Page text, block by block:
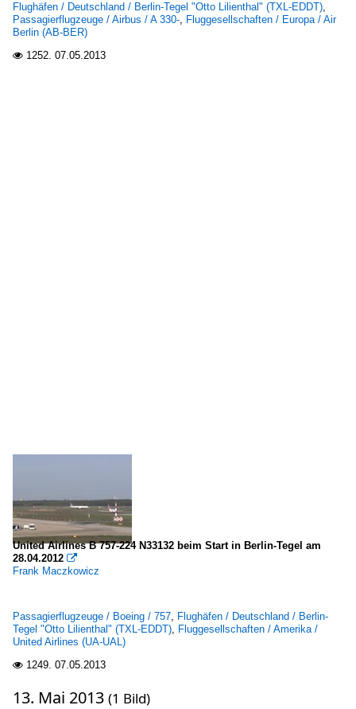
Flughäfen / Deutschland / Berlin-Tegel "Otto Lilienthal" (TXL-EDDT),
Passagierflugzeuge / Airbus / A 330-, Fluggesellschaften / Europa / Air
Berlin (AB-BER)
 1252. 07.05.2013
United Airlines B 757-224 N33132 beim Start in Berlin-Tegel am
28.04.2012 
Frank Maczkowicz
Passagierflugzeuge / Boeing / 757, Flughäfen / Deutschland / Berlin-
Tegel "Otto Lilienthal" (TXL-EDDT), Fluggesellschaften / Amerika /
United Airlines (UA-UAL)
 1249. 07.05.2013
13. Mai 2013 (1 Bild)